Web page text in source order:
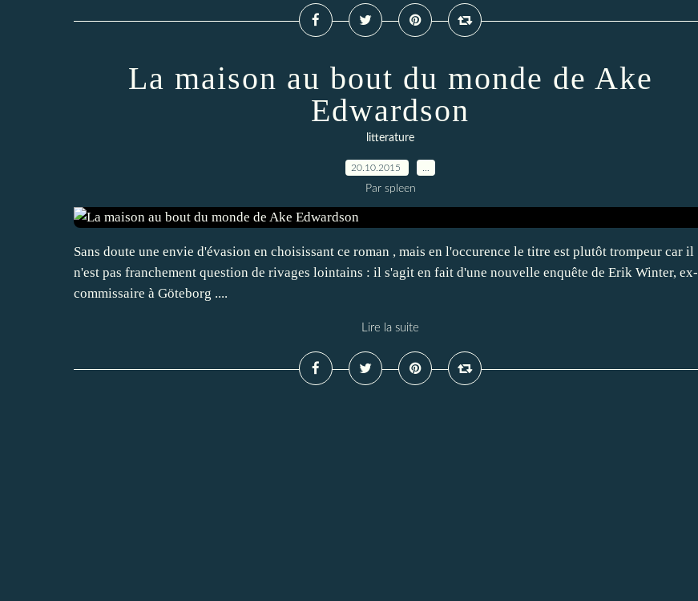
La maison au bout du monde de Ake
Edwardson
litterature
20.10.2015
Par spleen
Sans doute une envie d'évasion en choisissant ce roman , mais en l'occurence le titre est plutôt trompeur car il
n'est pas franchement question de rivages lointains : il s'agit en fait d'une nouvelle enquête de Erik Winter, ex-
commissaire à Göteborg ....
Lire la suite